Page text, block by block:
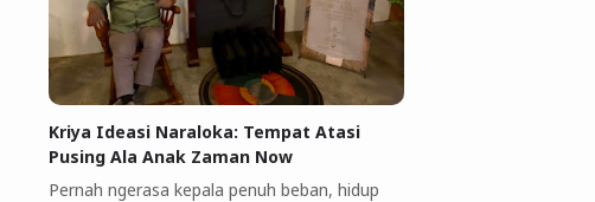
Kriya Ideasi Naraloka: Tempat Atasi
Pusing Ala Anak Zaman Now
Pernah ngerasa kepala penuh beban, hidup